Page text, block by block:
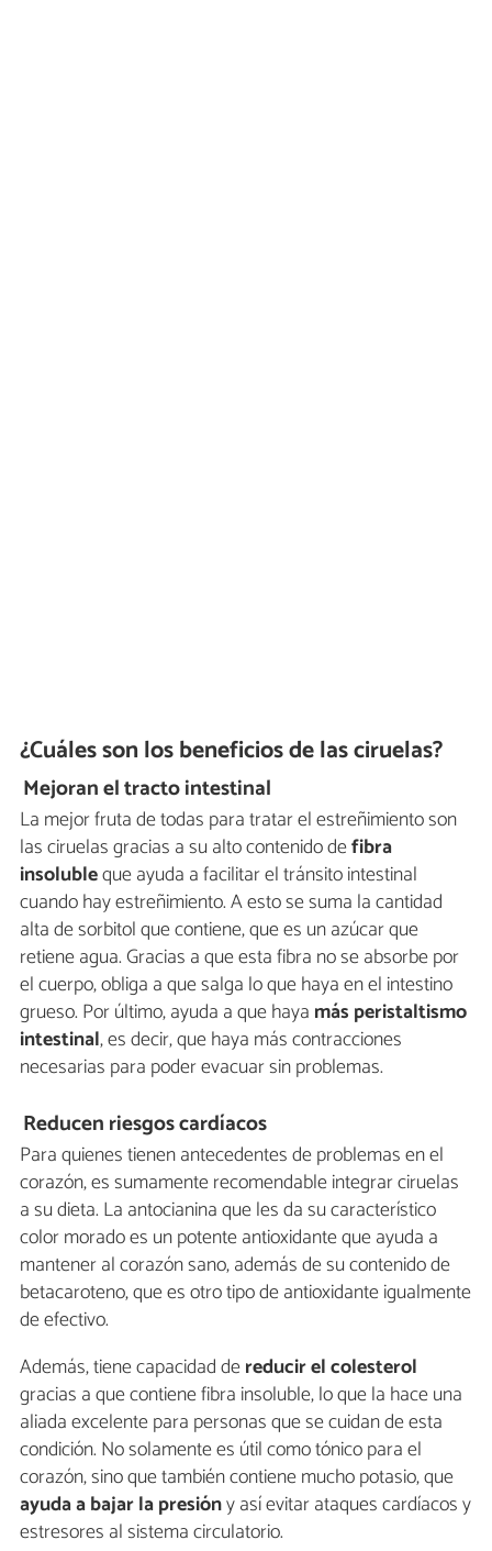
¿Cuáles son los beneficios de las ciruelas?
Mejoran el tracto intestinal
La mejor fruta de todas para tratar el estreñimiento son
las ciruelas gracias a su alto contenido defibra
insolubleque ayuda a facilitar el tránsito intestinal
cuando hay estreñimiento. A esto se suma la cantidad
alta de sorbitol que contiene, que es un azúcar que
retiene agua. Gracias a que esta fibra no se absorbe por
el cuerpo, obliga a que salga lo que haya en el intestino
grueso. Por último, ayuda a que haya más peristaltismo
intestinal, es decir, que haya más contracciones
necesarias para poder evacuar sin problemas.
Reducen riesgos cardíacos
Para quienes tienen antecedentes de problemas en el
corazón, es sumamente recomendable integrar ciruelas
a su dieta. La antocianina que les da su característico
color morado es un potente antioxidante que ayuda a
mantener al corazón sano, además de su contenido de
betacaroteno, que es otro tipo de antioxidante igualmente
de efectivo.
Además, tiene capacidad dereducir el colesterol
gracias a que contiene fibra insoluble, lo que la hace una
aliada excelente para personas que se cuidan de esta
condición. No solamente es útil como tónico para el
corazón, sino que también contiene mucho potasio, que
ayuda a bajar la presióny así evitar ataques cardíacos y
estresores al sistema circulatorio.